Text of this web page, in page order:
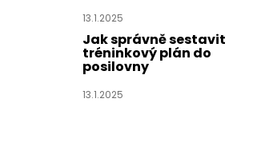
13.1.2025
Jak správně sestavit
tréninkový plán do
posilovny
13.1.2025